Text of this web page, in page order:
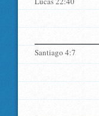
Santiago 4:7